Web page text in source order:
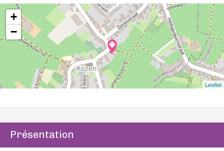
+
−
Leaflet
Présentation